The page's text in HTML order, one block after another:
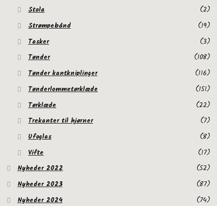
Stola
(2)
Strømpebånd
(19)
Tasker
(3)
Tønder
(108)
Tønder kantkniplinger
(116)
Tønderlommetørklæde
(151)
Tørklæde
(22)
Trekanter til hjørner
(7)
Ufoglas
(8)
Vifte
(17)
Nyheder 2022
(52)
Nyheder 2023
(87)
Nyheder 2024
(74)